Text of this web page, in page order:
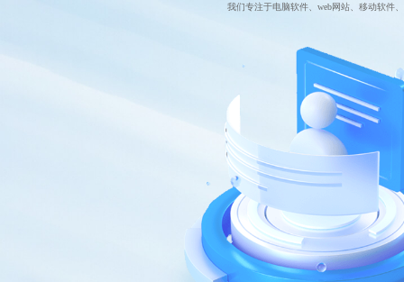
我们专注于电脑软件、web网站、移动软件